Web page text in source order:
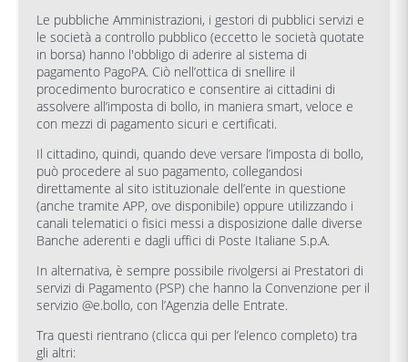
Le pubbliche Amministrazioni, i gestori di pubblici servizi e
le società a controllo pubblico (eccetto le società quotate
in borsa) hanno l'obbligo di aderire al sistema di
pagamento PagoPA. Ciò nell’ottica di snellire il
procedimento burocratico e consentire ai cittadini di
assolvere all’imposta di bollo, in maniera smart, veloce e
con mezzi di pagamento sicuri e certificati.
Il cittadino, quindi, quando deve versare l’imposta di bollo,
può procedere al suo pagamento, collegandosi
direttamente al sito istituzionale dell’ente in questione
(anche tramite APP, ove disponibile) oppure utilizzando i
canali telematici o fisici messi a disposizione dalle diverse
Banche aderenti e dagli uffici di Poste Italiane S.p.A.
In alternativa, è sempre possibile rivolgersi ai Prestatori di
servizi di Pagamento (PSP) che hanno la Convenzione per il
servizio @e.bollo, con l’Agenzia delle Entrate.
Tra questi rientrano (clicca qui per l’elenco completo) tra
gli altri: